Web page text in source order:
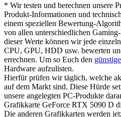
* Wir testen und berechnen unsere
Produkt-Informationen und
einem speziellen Bewertung-
von allen unterschiedlichen
dieser Werte können wir jede
CPU, GPU, HDD usw. bewerten
errechnen. Um so Euch den
Hardware aufzulisten.
Hierfür prüfen wir täglich, welche
auf dem Markt sind. Diese Hürde
unsere angelegten PC-Produkte
Grafikkarte GeForce RTX 5090 D
Die anderen Grafikkarten werden